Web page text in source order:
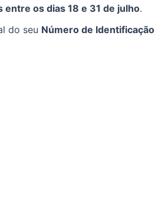
os dias 18 e 31 de julho.
do seu Número de Identificação